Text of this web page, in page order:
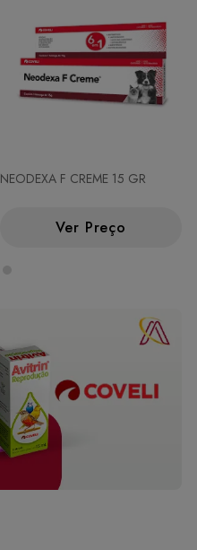
NEODEXA F CREME 15 GR
Ver Preço